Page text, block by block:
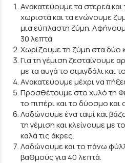
Ανακατεύουμε τα στερεά και
χωριστά και τα ενώνουμε
μια εύπλαστη ζύμη.
30 λεπτά.
Χωρίζουμε τη ζύμη στα δύο
Για τη γέμιση ζεσταίνουμε
με τα αυγά το σιμιγδάλι και
Ανακατεύουμε μέχρι να
Προσθέτουμε στο χυλό τη
το πιπέρι και το δύοσμο
Λαδώνουμε ένα ταψί και
τη γέμιση και κλείνουμε με
καλά τις άκρες.
Λαδώνουμε και το πάνω
βαθμούς για 40 λεπτά.